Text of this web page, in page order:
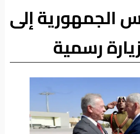
الجمهورية إلى
رسمية